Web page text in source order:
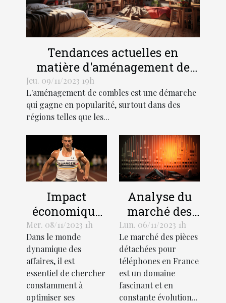
Tendances actuelles en
matière d'aménagement de
combles dans les régions
Hauts-de-France et Grand Est
Jeu. 09/11/2023 19h
L'aménagement de combles est une démarche
qui gagne en popularité, surtout dans des
régions telles que les...
Impact
économique
de
l'optimisation
des affaires
Mer. 08/11/2023 1h
Dans le monde
dynamique des
affaires, il est
essentiel de chercher
constamment à
optimiser ses
Analyse du
marché des
pièces
détachées
pour
téléphones en
France
Lun. 06/11/2023 1h
Le marché des pièces
détachées pour
téléphones en France
est un domaine
fascinant et en
constante évolution...